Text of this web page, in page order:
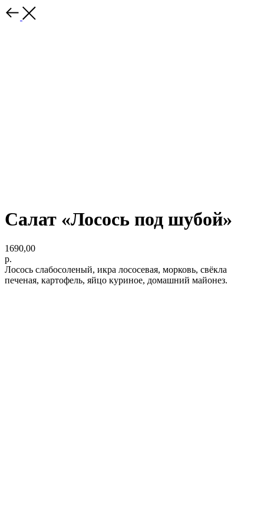
Салат «Лосось под шубой»
1690,00
р.
Лосось слабосоленый, икра лососевая, морковь, свёкла
печеная, картофель, яйцо куриное, домашний майонез.